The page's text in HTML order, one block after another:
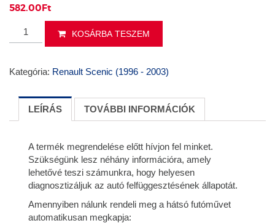
582.00 Ft
Hátsó
SCENIC
mennyiség
KOSÁRBA TESZEM
Kategória: Renault Scenic (1996 - 2003)
LEÍRÁS TOVÁBBI INFORMÁCIÓK
A termék megrendelése előtt hívjon fel minket.
Szükségünk lesz néhány információra, amely
lehetővé teszi számunkra, hogy helyesen
diagnosztizáljuk az autó felfüggesztésének állapotát.
Amennyiben nálunk rendeli meg a hátsó futóművet
automatikusan megkapja: